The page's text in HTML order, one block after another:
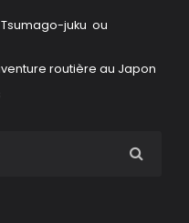
juku ou
routière au Japon